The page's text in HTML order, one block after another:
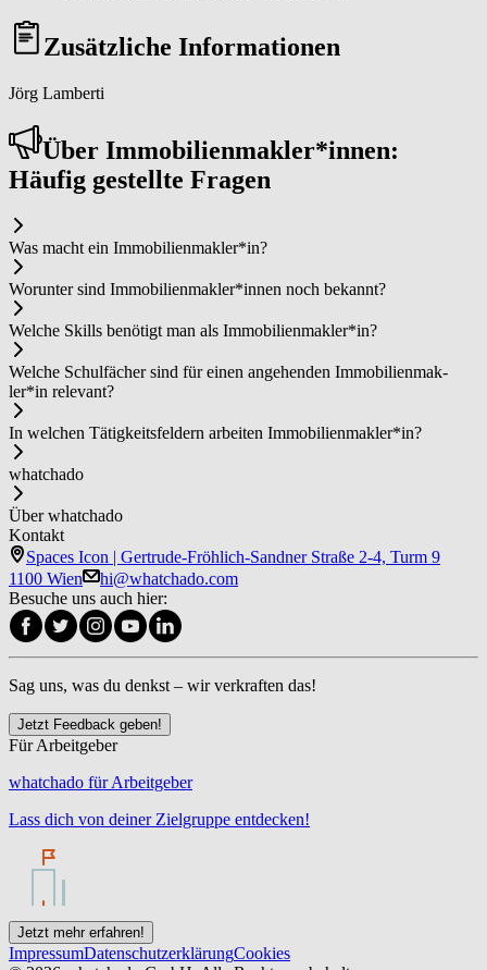
Zusätzliche Informationen
Jörg Lamberti
Über Im­mo­bi­li­en­mak­ler*in­nen:
Häufig gestellte Fragen
Was macht ein Im­mo­bi­li­en­mak­ler*in?
Worunter sind Im­mo­bi­li­en­mak­ler*in­nen noch bekannt?
Welche Skills benötigt man als Im­mo­bi­li­en­mak­ler*in?
Welche Schulfächer sind für einen angehenden Im­mo­bi­li­en­mak­
ler*in relevant?
In welchen Tätigkeitsfeldern arbeiten Im­mo­bi­li­en­mak­ler*in?
whatchado
Über whatchado
Kontakt
Spaces Icon | Gertrude-Fröhlich-Sandner Straße 2-4, Turm 9
1100 Wien
hi@whatchado.com
Besuche uns auch hier:
Sag uns, was du denkst – wir verkraften das!
Jetzt Feedback geben!
Für Arbeitgeber
whatchado für Arbeitgeber
Lass dich von deiner Zielgruppe entdecken!
Jetzt mehr erfahren!
ImpressumDatenschutzerklärungCookies